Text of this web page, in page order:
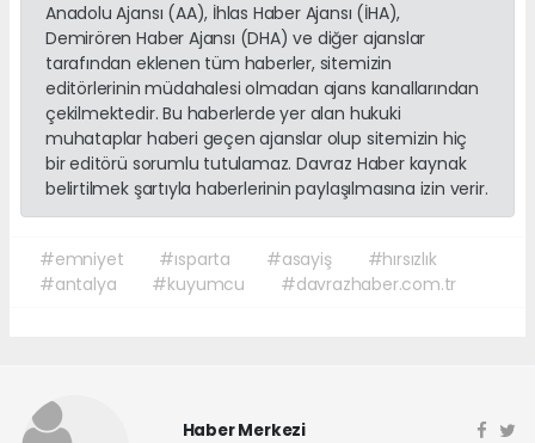
Anadolu Ajansı (AA), İhlas Haber Ajansı (İHA),
Demirören Haber Ajansı (DHA) ve diğer ajanslar
tarafından eklenen tüm haberler, sitemizin
editörlerinin müdahalesi olmadan ajans kanallarından
çekilmektedir. Bu haberlerde yer alan hukuki
muhataplar haberi geçen ajanslar olup sitemizin hiç
bir editörü sorumlu tutulamaz. Davraz Haber kaynak
belirtilmek şartıyla haberlerinin paylaşılmasına izin verir.
#emniyet #ısparta #asayiş
#hırsızlık
#antalya
#kuyumcu #davrazhaber.com.tr
Haber Merkezi